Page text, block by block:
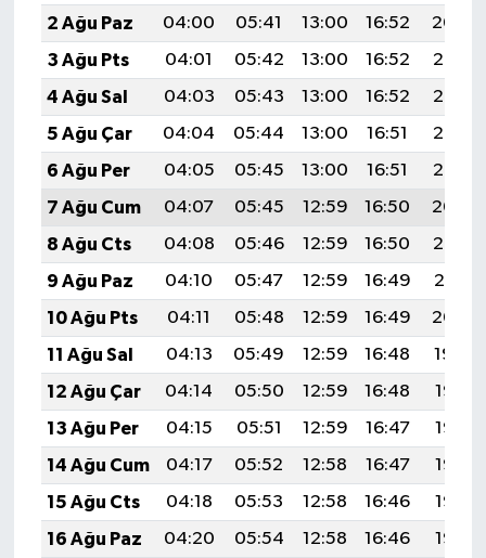
2 Ağu Paz
04:00 05:41 13:00 16:52
20:09
3 Ağu Pts
04:01 05:42 13:00 16:52
20:08
4 Ağu Sal
04:03 05:43 13:00 16:52
20:07
5 Ağu Çar
04:04 05:44 13:00 16:51
20:06
6 Ağu Per
04:05 05:45 13:00 16:51
20:05
7 Ağu Cum
04:07 05:45 12:59 16:50
20:04
8 Ağu Cts
04:08 05:46 12:59 16:50
20:02
9 Ağu Paz
04:10 05:47 12:59 16:49
20:01
10 Ağu Pts
04:11 05:48 12:59 16:49
20:00
11 Ağu Sal
04:13 05:49 12:59 16:48
19:59
12 Ağu Çar
04:14 05:50 12:59 16:48
19:57
13 Ağu Per
04:15 05:51 12:59 16:47
19:56
14 Ağu Cum
04:17 05:52 12:58 16:47
19:55
15 Ağu Cts
04:18 05:53 12:58 16:46
19:53
16 Ağu Paz
04:20 05:54 12:58 16:46
19:52